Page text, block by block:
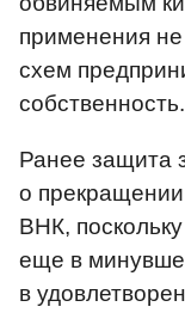
применения
схем
собственность.
Ранее защита
о
ВНК,
еще в
в